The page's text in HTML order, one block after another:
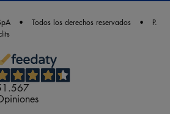
Todos los derechos reservados
P.